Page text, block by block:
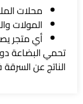
محلات
المولات
أي متجر
تحمي البضاعة
الناتج عن